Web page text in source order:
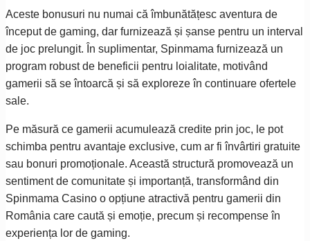
Aceste bonusuri nu numai că îmbunătățesc aventura de
început de gaming, dar furnizează și șanse pentru un interval
de joc prelungit. În suplimentar, Spinmama furnizează un
program robust de beneficii pentru loialitate, motivând
gamerii să se întoarcă și să exploreze în continuare ofertele
sale.
Pe măsură ce gamerii acumulează credite prin joc, le pot
schimba pentru avantaje exclusive, cum ar fi învârtiri gratuite
sau bonuri promoționale. Această structură promovează un
sentiment de comunitate și importanță, transformând din
Spinmama Casino o opțiune atractivă pentru gamerii din
România care caută și emoție, precum și recompense în
experiența lor de gaming.